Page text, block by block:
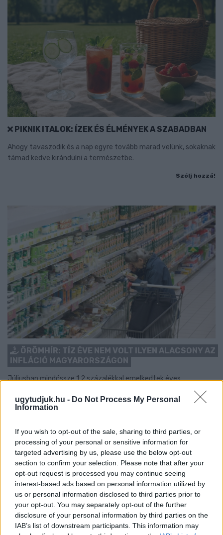
ugytudjuk.hu - Do Not Process My Personal
Information
If you wish to opt-out of the sale, sharing to third parties, or
processing of your personal or sensitive information for
targeted advertising by us, please use the below opt-out
section to confirm your selection. Please note that after your
opt-out request is processed you may continue seeing
interest-based ads based on personal information utilized by
us or personal information disclosed to third parties prior to
your opt-out. You may separately opt-out of the further
disclosure of your personal information by third parties on the
IAB’s list of downstream participants. This information may
PIKNIK ITALOK: ÍZEK ÉS ÉLMÉNYEK A SZABADBAN
Ahogy tavaszodik és a nap egyre tovább marad velünk, sokaknak
támad kedve kirándulni a természetbe.
Szólj hozzá!
ÖRÖMHÍR: TÍZ ÉVE NEM VOLT ILYEN ALACSONY AZ
INFLÁCIÓ MAGYARORSZÁGON
Júliusban mindössze 1,2 százalékkal emelkedtek éves
összevetésben a fogyasztói árak, miközben az élelmiszerek ára
már csökkent.